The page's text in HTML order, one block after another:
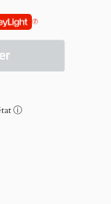
ⓘ